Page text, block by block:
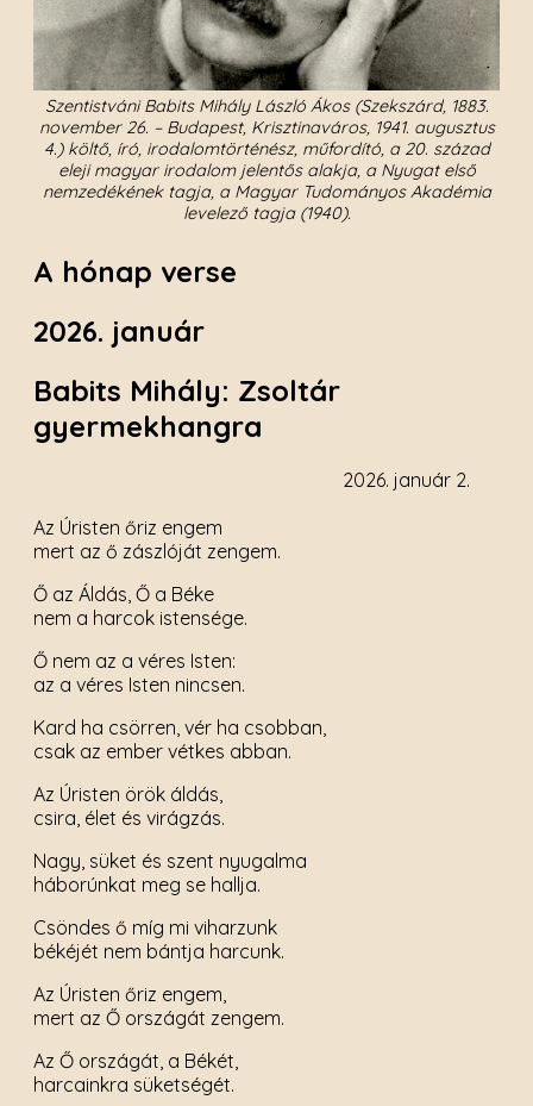
Szentistváni Babits Mihály László Ákos (Szekszárd, 1883.
november 26. – Budapest, Krisztinaváros, 1941. augusztus
4.) költő, író, irodalomtörténész, műfordító, a 20. század
eleji magyar irodalom jelentős alakja, a Nyugat első
nemzedékének tagja, a Magyar Tudományos Akadémia
levelező tagja (1940).
A hónap verse
2026. január
Babits Mihály: Zsoltár
gyermekhangra
2026. január 2.
Az Úristen őriz engem
mert az ő zászlóját zengem.
Ő az Áldás, Ő a Béke
nem a harcok istensége.
Ő nem az a véres Isten:
az a véres Isten nincsen.
Kard ha csörren, vér ha csobban,
csak az ember vétkes abban.
Az Úristen örök áldás,
csira, élet és virágzás.
Nagy, süket és szent nyugalma
háborúnkat meg se hallja.
Csöndes ő míg mi viharzunk
békéjét nem bántja harcunk.
Az Úristen őriz engem,
mert az Ő országát zengem.
Az Ő országát, a Békét,
harcainkra süketségét.